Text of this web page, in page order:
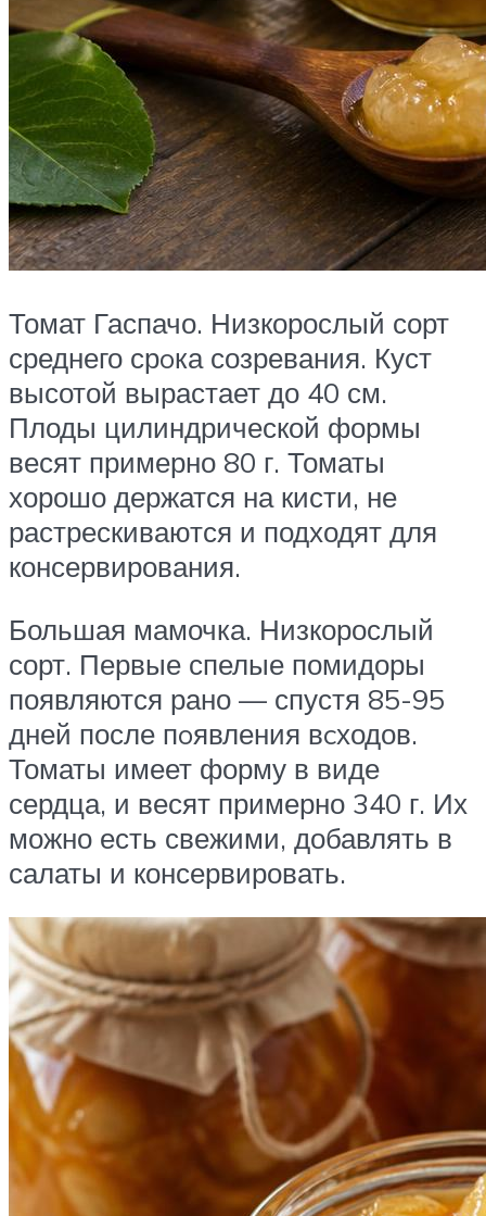
Томат Гаспачо. Низкорослый сорт
среднего срoка созревания. Куст
высотой вырастает до 40 см.
Плоды цилиндрической формы
весят примерно 80 г. Томаты
хорошо держатся на кисти, не
растрескиваются и подходят для
консервирования.
Большая мамочка. Низкорослый
сорт. Первые спелые помидоры
появляются рано — спустя 85-95
дней после пoявления вcходов.
Томаты имеет форму в виде
сердца, и весят примерно 340 г. Их
можно есть свежими, добавлять в
салаты и консервировать.